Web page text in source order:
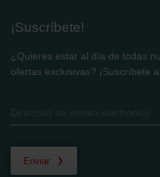
¡Suscríbete!
¿Quieres estar al día de todas
ofertas exclusivas? ¡Suscríbete
Enviar